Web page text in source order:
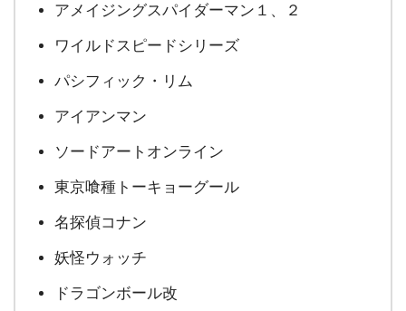
アメイジングスパイダーマン１、２
ワイルドスピードシリーズ
パシフィック・リム
アイアンマン
ソードアートオンライン
東京喰種トーキョーグール
名探偵コナン
妖怪ウォッチ
ドラゴンボール改